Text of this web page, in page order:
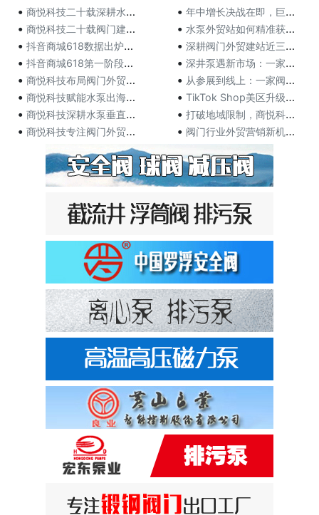
• 商悦科技二十载深耕水泵网站：从产品数据库到自带流量，
• 商悦科技二十载阀门建站沉淀：用客户案例说话，以数据积
• 抖音商城618数据出炉，这届消费者把钱都花在哪？
• 抖音商城618第一阶段，各行业高光品牌榜发布！
• 商悦科技布局阀门外贸营销 助力江苏阀门企业打开海外市
• 商悦科技赋能水泵出海，从代工贴牌到自主品牌的外贸营销
• 商悦科技深耕水泵垂直领域20余年，以定制化网站构建外
• 商悦科技专注阀门外贸推广20余年 定制网站助力阀门企
• 年中增长决战在即，巨量千川618攻略出炉，商家爆单有
• 水泵外贸站如何精准获客？商悦科技用三十年实战给出答案
• 深耕阀门外贸建站近三十年，商悦科技用定制方案赢得客户
• 深井泵遇新市场：一家外贸商的水泵营销破局记
• 从参展到线上：一家阀门外贸商的转型与商悦科技助力
• TikTok Shop美区升级发布ACE商家经营方法
• 打破地域限制，商悦科技助力水泵企业在全球市场崭露头角
• 阀门行业外贸营销新机遇：商悦科技助力阀门企业拓展国际